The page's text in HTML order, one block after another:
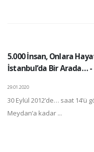
5.000 İnsan, Onlara
İstanbul’da Bir Arada… -
29.01.2020
30 Eylül 2012’de… saat 14’ü
Meydan’a kadar ...